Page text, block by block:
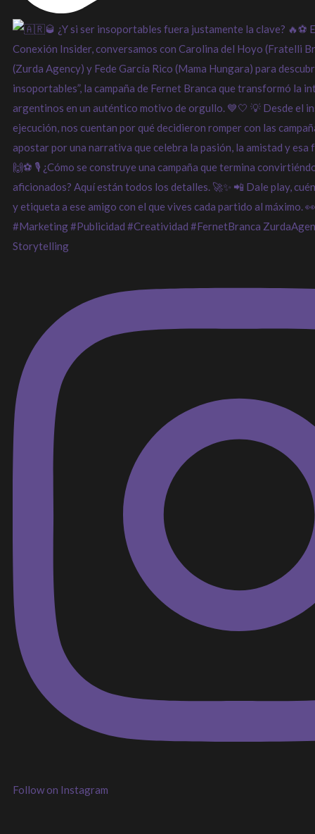
Follow on Instagram